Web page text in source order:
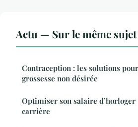
Actu — Sur le même sujet
Contraception : les solutions
grossesse non désirée
Optimiser son salaire
carrière